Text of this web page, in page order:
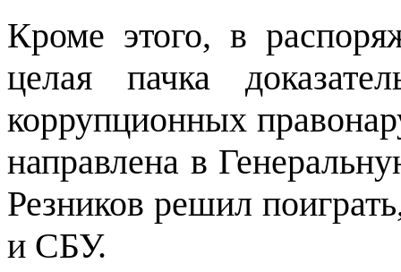
Кроме этого, в
целая пачка
коррупционных
направлена в
Резников решил
и СБУ.